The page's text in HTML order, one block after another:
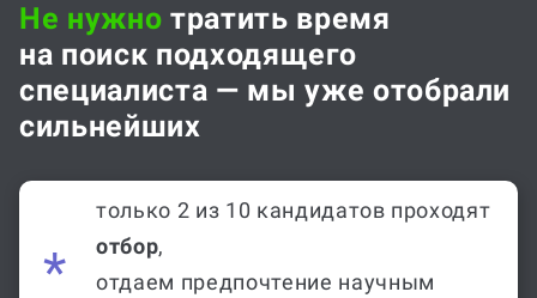
Не нужно тратить время
на поиск подходящего
специалиста — мы уже отобрали
сильнейших
только 2 из 10 кандидатов проходят
отбор,
отдаем предпочтение научным